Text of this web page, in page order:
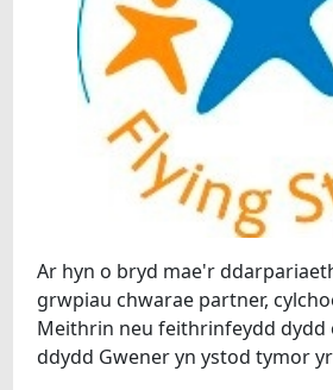
Ar hyn o bryd mae'r
grwpiau chwarae partner,
Meithrin neu feithrinfeydd dydd
ddydd Gwener yn ystod tymor